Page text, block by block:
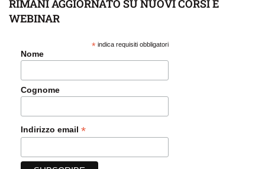
RIMANI AGGIORNATO SU NUOVI CORSI E
WEBINAR
*indica requisiti obbligatori
Nome
Cognome
Indirizzo email *